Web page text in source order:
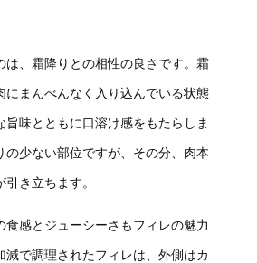
は、霜降りとの相性の良さです。霜
にまんべんなく入り込んでいる状態
旨味とともに口溶け感をもたらしま
の少ない部位ですが、その分、肉本
き立ちます。
食感とジューシーさもフィレの魅力
減で調理されたフィレは、外側はカ